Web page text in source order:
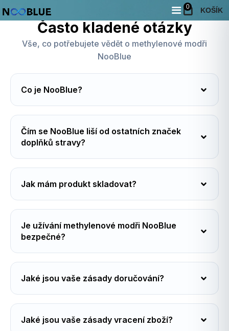
0 KOŠÍK
Často kladené otázky
Vše, co potřebujete vědět o methylenové modři
NooBlue
Co je NooBlue?
⁠Čím se NooBlue liší od ostatních značek
doplňků stravy?
Jak mám produkt skladovat?
Je užívání methylenové modři NooBlue
bezpečné?
Jaké jsou vaše zásady doručování?
Jaké jsou vaše zásady vracení zboží?